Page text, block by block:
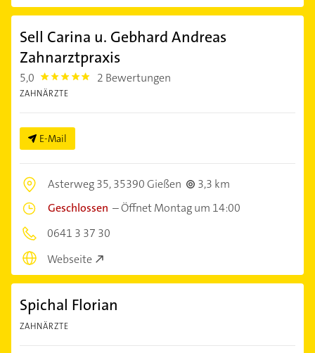
Sell Carina u. Gebhard Andreas
Zahnarztpraxis
5,0 5.0 2 Bewertungen
ZAHNÄRZTE
E-Mail
Asterweg 35,35390 Gießen
3,3 km
Geschlossen –Öffnet Montag um 14:00
0641 3 37 30
Webseite
Spichal Florian
ZAHNÄRZTE